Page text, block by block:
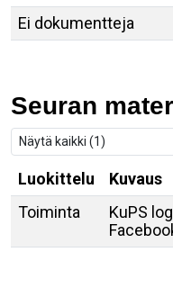
Ei dokumentteja
Seuran
Luokittelu Kuvaus
Toiminta
KuPS